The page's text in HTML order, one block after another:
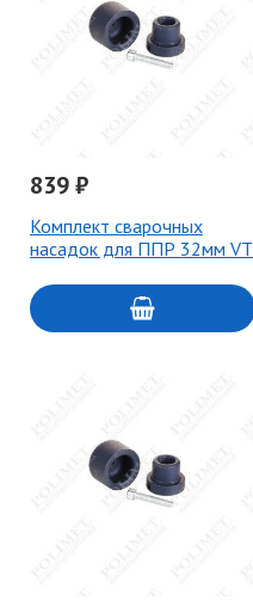
839 ₽
Комплект сварочных
насадок для ППР 32мм VT